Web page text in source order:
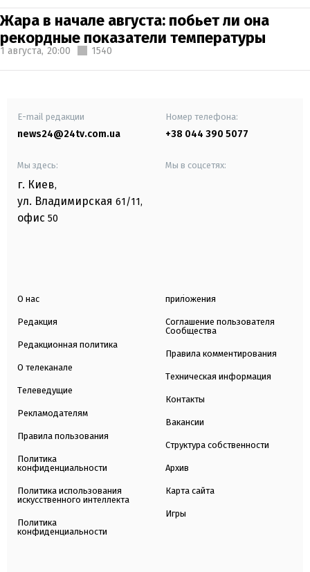
Жара в начале августа: побьет ли она
рекордные показатели температуры
1 августа, 20:00 1540
E-mail редакции
news24@24tv.com.ua
Номер телефона:
+38 044 390 5077
Мы здесь:
г. Киев,
ул. Владимирская 61/11,
офис 50
Мы в соцсетях:
О нас
Редакция
Редакционная политика
О телеканале
Телеведущие
Рекламодателям
Правила пользования
Политика
конфиденциальности
Политика использования
искусственного интеллекта
Политика
конфиденциальности
приложения
Соглашение пользователя
Сообщества
Правила комментирования
Техническая информация
Контакты
Вакансии
Структура собственности
Архив
Карта сайта
Игры